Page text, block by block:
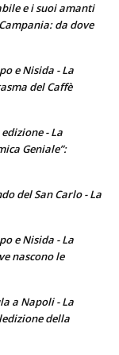
e i suoi amanti
da dove
e Nisida - La
del Caffè
- La
Geniale”:
del San Carlo - La
e Nisida - La
nascono le
a Napoli - La
della